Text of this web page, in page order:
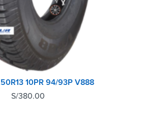
10PR 94/93P V888
S/380.00